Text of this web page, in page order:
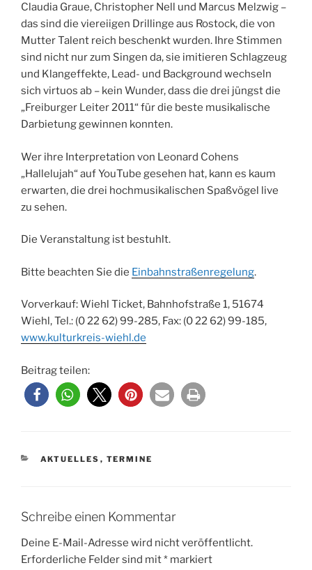
Claudia Graue, Christopher Nell und Marcus Melzwig –
das sind die viereiigen Drillinge aus Rostock, die von
Mutter Talent reich beschenkt wurden. Ihre Stimmen
sind nicht nur zum Singen da, sie imitieren Schlagzeug
und Klangeffekte, Lead- und Background wechseln
sich virtuos ab – kein Wunder, dass die drei jüngst die
„Freiburger Leiter 2011“ für die beste musikalische
Darbietung gewinnen konnten.
Wer ihre Interpretation von Leonard Cohens
„Hallelujah“ auf YouTube gesehen hat, kann es kaum
erwarten, die drei hochmusikalischen Spaßvögel live
zu sehen.
Die Veranstaltung ist bestuhlt.
Bitte beachten Sie die Einbahnstraßenregelung.
Vorverkauf: Wiehl Ticket, Bahnhofstraße 1, 51674
Wiehl, Tel.: (0 22 62) 99-285, Fax: (0 22 62) 99-185,
www.kulturkreis-wiehl.de
Beitrag teilen:
KATEGORIEN
AKTUELLES , TERMINE
Schreibe einen Kommentar
Deine E-Mail-Adresse wird nicht veröffentlicht.
Erforderliche Felder sind mit* markiert